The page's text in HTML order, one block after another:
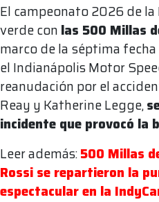
El campeonato 2026 de
verde con las 500 Millas
marco de la séptima
el Indianápolis Motor
reanudación por el
Reay y Katherine Legge,
incidente que provocó la
Leer además:500 Millas
Rossi se repartieron la
espectacular en la